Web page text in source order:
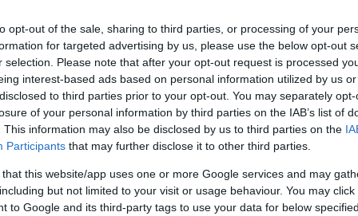
opt-out of the sale, sharing to third parties, or processing of your
for targeted advertising by us, please use the below opt-out
selection. Please note that after your opt-out request is processed
interest-based ads based on personal information utilized by us
to third parties prior to your opt-out. You may separately
of your personal information by third parties on the IAB’s list of
This information may also be disclosed by us to third parties on the
Participants that may further disclose it to other third parties.
that this website/app uses one or more Google services and may
but not limited to your visit or usage behaviour. You may
to Google and its third-party tags to use your data for below
mi vagyunk a favoritok, de Portugália is az volt a
lehet ránk nézve is. Nekünk azonban azon az úton
ellen betalálóAxel Witselis igyekszik óvatosságra
de megérdemelten nyerték meg a csoportot.